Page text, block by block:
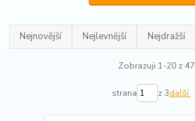
Nejnovější Nejlevnější Nejdražší
Zobrazuji 1-20 z 47
strana z 3další